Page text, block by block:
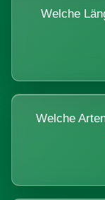
Welche
Welche